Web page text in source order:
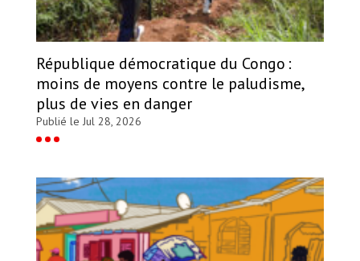
République démocratique du Congo :
moins de moyens contre le paludisme,
plus de vies en danger
Publié le Jul 28, 2026